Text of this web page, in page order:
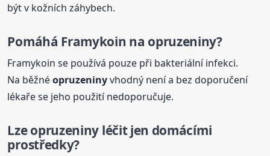
být v kožních záhybech.
Pomáhá Framykoin na opruzeniny?
Framykoin se používá pouze při bakteriální infekci.
Na běžnéopruzeninyvhodný není a bez doporučení
lékaře se jeho použití nedoporučuje.
Lzeopruzeniny léčit jen domácími
prostředky?